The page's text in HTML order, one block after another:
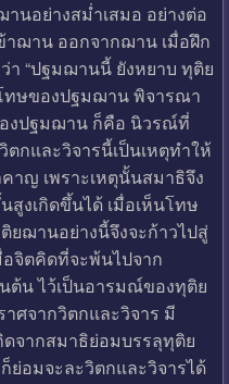
นอย่างสม่ำเสมอ อย่างต่อ
าฌาน ออกจากฌาน เมื่อฝึก
“ปฐมฌานนี้ ยังหยาบ ทุติย
ทษของปฐมฌาน พิจารณา
งปฐมฌาน ก็คือ นิวรณ์ที่
กและวิจารนี้เป็นเหตุทำให้
าญ เพราะเหตุนั้นสมาธิจึง
งเกิดขึ้นได้ เมื่อเห็นโทษ
ฌานอย่างนี้จึงจะก้าวไปสู่
จิตคิดที่จะพ้นไปจาก
ต้น ไว้เป็นอารมณ์ของทุติย
ศจากวิตกและวิจาร มี
จากสมาธิย่อมบรรลุทุติย
อมจะละวิตกและวิจารได้